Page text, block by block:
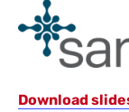
Download